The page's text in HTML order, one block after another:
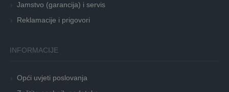
Jamstvo (garancija) i servis
Reklamacije i prigovori
INFORMACIJE
Opći uvjeti poslovanja